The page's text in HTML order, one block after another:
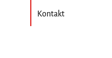
Kontakt